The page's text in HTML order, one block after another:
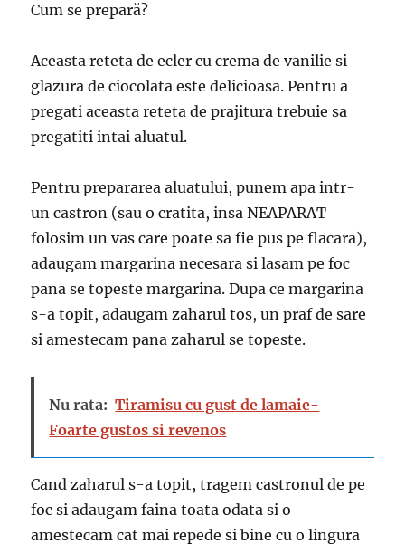
Cum se prepară?
Aceasta reteta de ecler cu crema de vanilie si
glazura de ciocolata este delicioasa. Pentru a
pregati aceasta reteta de prajitura trebuie sa
pregatiti intai aluatul.
Pentru prepararea aluatului, punem apa intr-
un castron (sau o cratita, insa NEAPARAT
folosim un vas care poate sa fie pus pe flacara),
adaugam margarina necesara si lasam pe foc
pana se topeste margarina. Dupa ce margarina
s-a topit, adaugam zaharul tos, un praf de sare
si amestecam pana zaharul se topeste.
Nu rata: Tiramisu cu gust de lamaie-
Foarte gustos si revenos
Cand zaharul s-a topit, tragem castronul de pe
foc si adaugam faina toata odata si o
amestecam cat mai repede si bine cu o lingura